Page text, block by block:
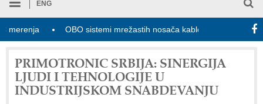
ENG
OBO sistemi mrežastih nosača kablova Novi zakon o
PRIMOTRONIC SRBIJA: SINERGIJA
LJUDI I TEHNOLOGIJE U
INDUSTRIJSKOM SNABDEVANJU